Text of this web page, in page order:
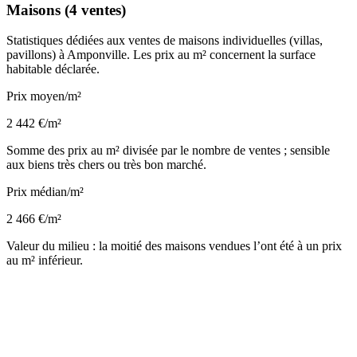
Maisons (4 ventes)
Statistiques dédiées aux ventes de maisons individuelles (villas,
pavillons) à Amponville. Les prix au m² concernent la surface
habitable déclarée.
Prix moyen/m²
2 442 €/m²
Somme des prix au m² divisée par le nombre de ventes ; sensible
aux biens très chers ou très bon marché.
Prix médian/m²
2 466 €/m²
Valeur du milieu : la moitié des maisons vendues l’ont été à un prix
au m² inférieur.